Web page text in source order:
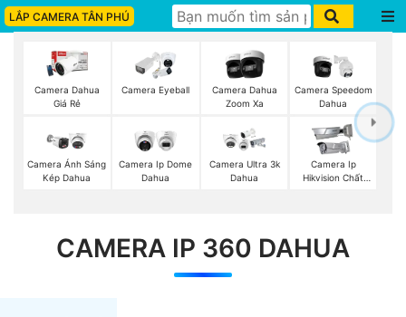
LẮP CAMERA TÂN PHÚ
Camera Dahua
Giá Rẻ
Camera Eyeball
Camera Dahua
Zoom Xa
Camera Speedom
Dahua
Camera Ánh Sáng
Kép Dahua
Camera Ip Dome
Dahua
Camera Ultra 3k
Dahua
Camera Ip
Hikvision Chất
CAMERA IP 360 DAHUA